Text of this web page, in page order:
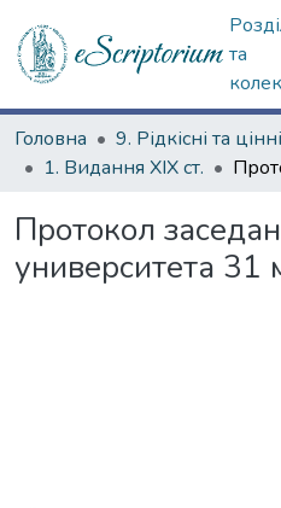
та
Головна
1. Видання ХІХ ст.
Протокол
университета 31